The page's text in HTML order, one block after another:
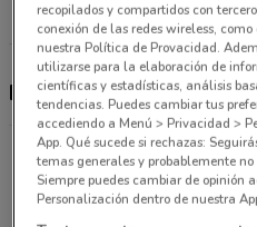
Todas
El gran tlapalero
Ofertas folletos y
alrededor
recopilados y compartidos con
conexión de las redes wireless,
nuestra Política de Provacidad.
utilizarse para la elaboración de
científicas y estadísticas, análisis
tendencias. Puedes cambiar tus
accediendo a Menú > Privacidad >
App. Qué sucede si rechazas:
temas generales y probablemente
Siempre puedes cambiar de opinión
Personalización dentro de nuestra